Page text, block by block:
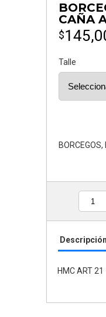
CAÑA
$
Talle
BORCEGOS,
Descripción
HMC ART 21